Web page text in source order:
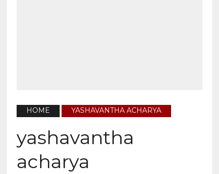
HOME YASHAVANTHA ACHARYA
yashavantha
acharya